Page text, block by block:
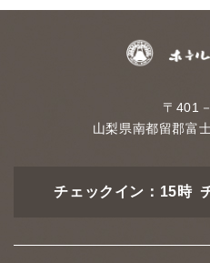
〒401
山梨県南都留郡富
チェックイン：15時